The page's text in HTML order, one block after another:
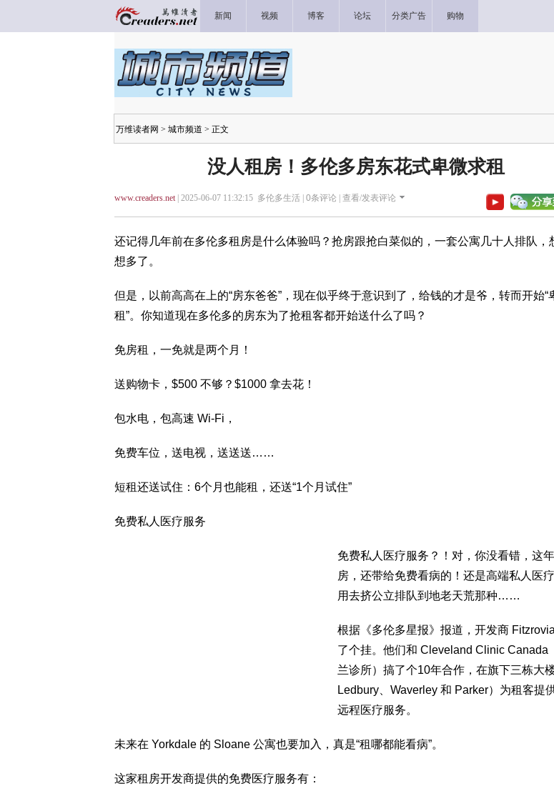
新闻 视频 博客 论坛 分类广告 购物
万维读者网 > 城市频道 > 正文
没人租房！多伦多房东花式卑微求租
www.creaders.net| 2025-06-07 11:32:15 多伦多生活 | 0条评论 | 查看/发表评论
还记得几年前在多伦多租房是什么体验吗？抢房跟抢白菜似的，一套公寓几十人排队，
想多了。
但是，以前高高在上的“房东爸爸”，现在似乎终于意识到了，给钱的才是爷，转而开始“
租”。你知道现在多伦多的房东为了抢租客都开始送什么了吗？
免房租，一免就是两个月！
送购物卡，$500 不够？$1000 拿去花！
包水电，包高速 Wi-Fi，
免费车位，送电视，送送送……
短租还送试住：6个月也能租，还送“1个月试住”
免费私人医疗服务
免费私人医疗服务？！对，你没看错，这
房，还带给免费看病的！还是高端私人医
用去挤公立排队到地老天荒那种……
根据《多伦多星报》报道，开发商
了个挂。他们和 Cleveland Clinic Canada
兰诊所）搞了个10年合作，在旗下三栋大
Ledbury、Waverley 和 Parker）为租客提
远程医疗服务。
未来在 Yorkdale 的 Sloane 公寓也要加入，真是“租哪都能看病”。
这家租房开发商提供的免费医疗服务有：